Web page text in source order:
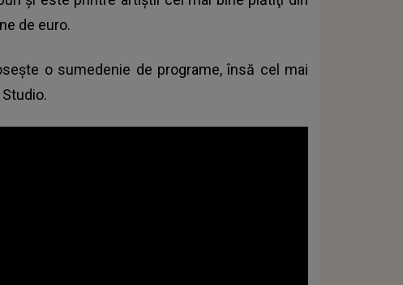
de euro.
o sumedenie de programe, însă cel mai